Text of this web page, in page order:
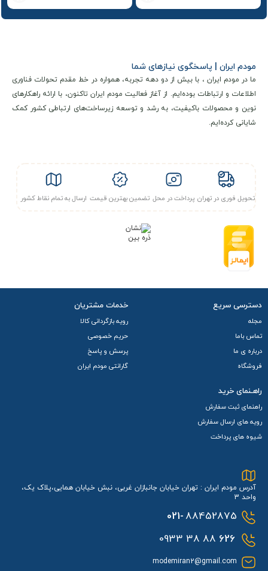
مودم ایران | پاسخگوی نیازهای شما
ما در مودم ایران ، با بیش از دو دهه تجربه، همواره در خط مقدم تحولات فناوری
اطلاعات و ارتباطات بوده‌ایم. از آغاز فعالیت مودم ایران تاکنون، با ارائه راهکارهای
نوین و محصولات باکیفیت، به رشد و توسعه زیرساخت‌های ارتباطی کشور کمک
شایانی کرده‌ایم.
تحویل فوری در تهران پرداخت در محل تضمین بهترین قیمت ارسال به تمام نقاط کشور
دسترسی سریع
مجله
تماس باما
درباره ی ما
فروشگاه
خدمات مشتریان
رویه بازگردانی کالا
حریم خصوصی
پرسش و پاسخ
گارانتی مودم ایران
راهـنمای خرید
راهنمای ثبت سفارش
رویه های ارسال سفارش
شیوه های پرداخت
آدرس مودم ایران : تهران خیابان جانبازان غربی، نبش خیابان همایی،پلاک یک،
واحد 3
021-88452875
626
88 38 0933
modemiran2@gmail.com